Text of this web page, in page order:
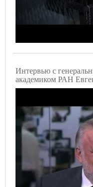
Интервью с
академиком РАН